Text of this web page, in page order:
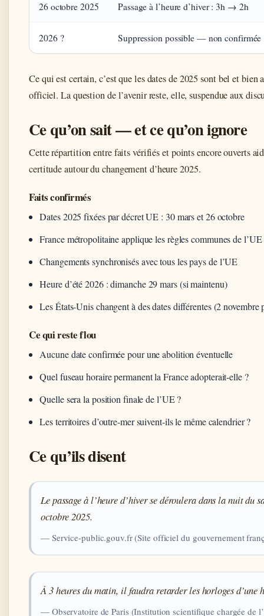
26 octobre 2025 Passage à l’heure d’hiver : 3h → 2h
2026 ? Suppression possible — non confirmée
Ce qui est certain, c’est que les dates de 2025 sont bel et bien
officiel. La question de l’avenir reste, elle, suspendue aux
Ce qu’on sait — et ce qu’on ignore
Cette répartition entre faits vérifiés et points encore ouverts
certitude autour du changement d’heure 2025.
Faits confirmés
Dates 2025 fixées par décret UE : 30 mars et 26 octobre
France métropolitaine applique les règles communes de l’UE
Changements synchronisés avec tous les pays de l’UE
Heure d’été 2026 : dimanche 29 mars (si maintenu)
Les États-Unis changent à des dates différentes (2 novembre
Ce qui reste flou
Aucune date confirmée pour une abolition éventuelle
Quel fuseau horaire permanent la France adopterait-elle ?
Quelle sera la position finale de l’UE ?
Les territoires d’outre-mer suivent-ils le même calendrier ?
Ce qu’ils disent
Le passage à l’heure d’hiver se déroulera dans la nuit du
octobre 2025.
— Service-public.gouv.fr (Site officiel du gouvernement
À 3 heures du matin, il faudra retarder les horloges d’une
— Observatoire de Paris (Institution scientifique chargée de